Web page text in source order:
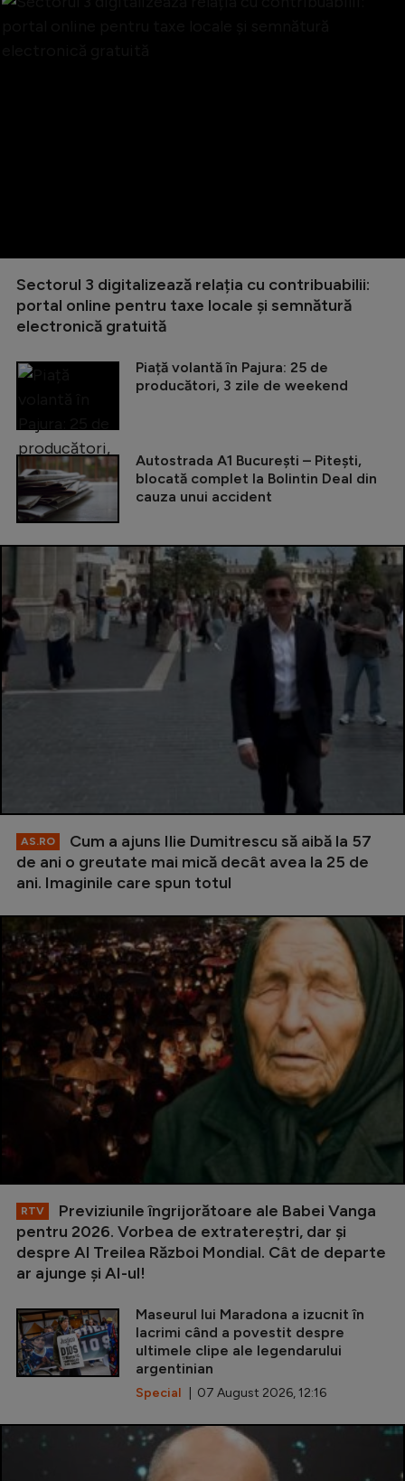
Sectorul 3 digitalizează relația cu contribuabilii:
portal online pentru taxe locale și semnătură
electronică gratuită
Piață volantă în Pajura: 25 de
producători, 3 zile de weekend
Autostrada A1 București – Pitești,
blocată complet la Bolintin Deal din
cauza unui accident
AS.RO
Cum a ajuns Ilie Dumitrescu să aibă la 57
de ani o greutate mai mică decât avea la 25 de
ani. Imaginile care spun totul
RTV
Previziunile îngrijorătoare ale Babei Vanga
pentru 2026. Vorbea de extratereștri, dar și
despre Al Treilea Război Mondial. Cât de departe
ar ajunge și AI-ul!
Maseurul lui Maradona a izucnit în
lacrimi când a povestit despre
ultimele clipe ale legendarului
argentinian
Special | 07 August 2026, 12:16